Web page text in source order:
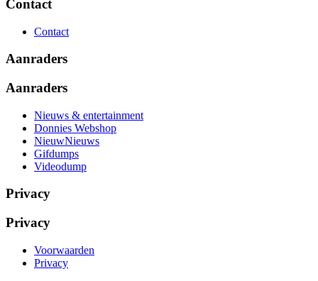
Contact
Contact
Aanraders
Aanraders
Nieuws & entertainment
Donnies Webshop
NieuwNieuws
Gifdumps
Videodump
Privacy
Privacy
Voorwaarden
Privacy